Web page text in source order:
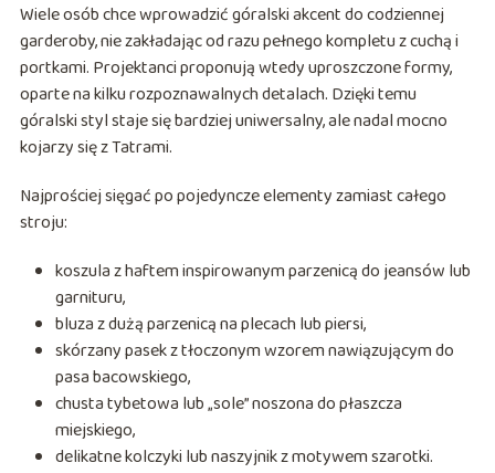
Wiele osób chce wprowadzić góralski akcent do codziennej
garderoby, nie zakładając od razu pełnego kompletu z cuchą i
portkami. Projektanci proponują wtedy uproszczone formy,
oparte na kilku rozpoznawalnych detalach. Dzięki temu
góralski styl staje się bardziej uniwersalny, ale nadal mocno
kojarzy się z Tatrami.
Najprościej sięgać po pojedyncze elementy zamiast całego
stroju:
koszula z haftem inspirowanym parzenicą do jeansów lub
garnituru,
bluza z dużą parzenicą na plecach lub piersi,
skórzany pasek z tłoczonym wzorem nawiązującym do
pasa bacowskiego,
chusta tybetowa lub „sole” noszona do płaszcza
miejskiego,
delikatne kolczyki lub naszyjnik z motywem szarotki.